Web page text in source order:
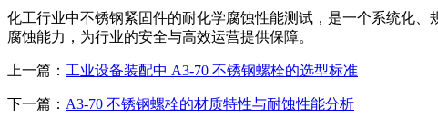
化工行业中不锈钢紧固件的耐化学腐蚀性能测试，是一个系统化
腐蚀能力，为行业的安全与高效运营提供保障。
上一篇： 工业设备装配中 A3-70 不锈钢螺栓的选型标准
下一篇： A3-70 不锈钢螺栓的材质特性与耐蚀性能分析